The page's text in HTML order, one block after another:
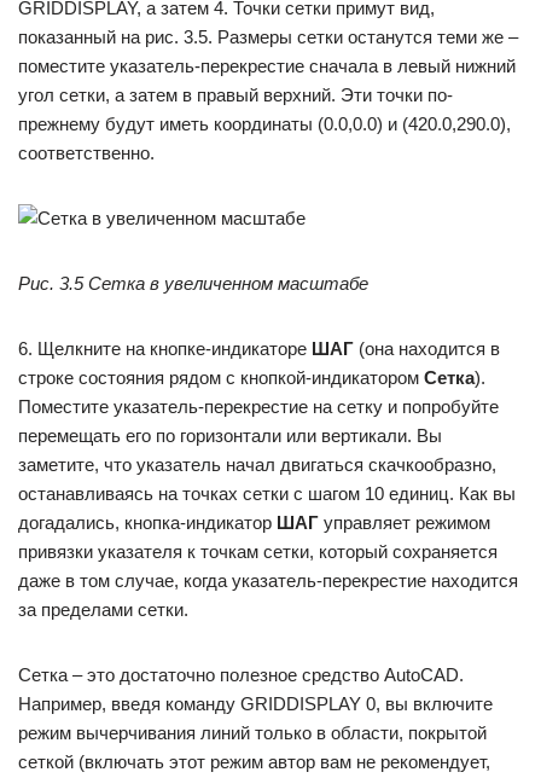
GRIDDISPLAY, а затем 4. Точки сетки примут вид,
показанный на рис. 3.5. Размеры сетки останутся теми же –
поместите указатель-перекрестие сначала в левый нижний
угол сетки, а затем в правый верхний. Эти точки по-
прежнему будут иметь координаты (0.0,0.0) и (420.0,290.0),
соответственно.
Рис. 3.5 Сетка в увеличенном масштабе
6. Щелкните на кнопке-индикаторе ШАГ (она находится в
строке состояния рядом с кнопкой-индикатором Сетка).
Поместите указатель-перекрестие на сетку и попробуйте
перемещать его по горизонтали или вертикали. Вы
заметите, что указатель начал двигаться скачкообразно,
останавливаясь на точках сетки с шагом 10 единиц. Как вы
догадались, кнопка-индикатор ШАГ управляет режимом
привязки указателя к точкам сетки, который сохраняется
даже в том случае, когда указатель-перекрестие находится
за пределами сетки.
Сетка – это достаточно полезное средство AutoCAD.
Например, введя команду GRIDDISPLAY 0, вы включите
режим вычерчивания линий только в области, покрытой
сеткой (включать этот режим автор вам не рекомендует,